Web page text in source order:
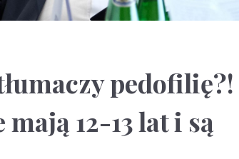
pedofilię?!
12-13 lat i są